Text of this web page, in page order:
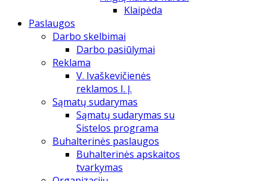
Klaipėda
Paslaugos
Darbo skelbimai
Darbo pasiūlymai
Reklama
V. Ivaškevičienės
reklamos I. Į.
Sąmatų sudarymas
Sąmatų sudarymas su
Sistelos programa
Buhalterinės paslaugos
Buhalterinės apskaitos
tvarkymas